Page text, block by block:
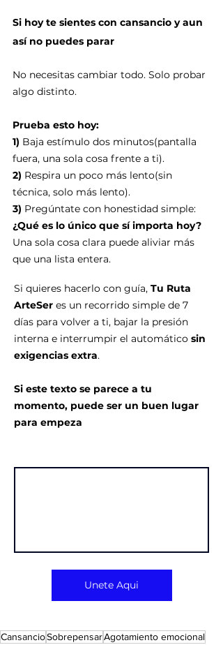
Si hoy te sientes con cansancio y aun
así no puedes parar
No necesitas cambiar todo. Solo probar
algo distinto.
Prueba esto hoy:
1) Baja estímulo dos minutos(pantalla
fuera, una sola cosa frente a ti).
2) Respira un poco más lento(sin
técnica, solo más lento).
3) Pregúntate con honestidad simple:
¿Qué es lo único que sí importa hoy?
Una sola cosa clara puede aliviar más
que una lista entera.
Si quieres hacerlo con guía, Tu Ruta
ArteSer es un recorrido simple de 7
días para volver a ti, bajar la presión
interna e interrumpir el automático sin
exigencias extra.
Si este texto se parece a tu
momento, puede ser un buen lugar
para empeza
Unete Aqui
CansancioSobrepensarAgotamiento emocional